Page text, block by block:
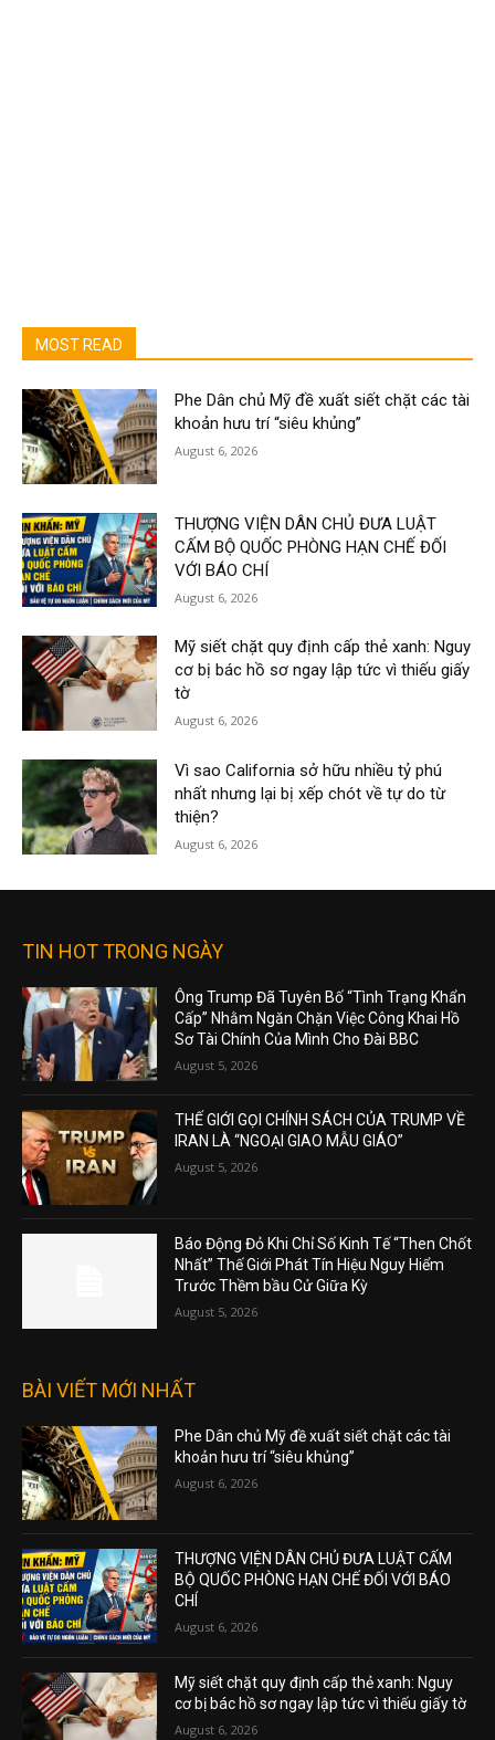
MOST READ
Phe Dân chủ Mỹ đề xuất siết chặt các tài
khoản hưu trí “siêu khủng”
August 6, 2026
THƯỢNG VIỆN DÂN CHỦ ĐƯA LUẬT
CẤM BỘ QUỐC PHÒNG HẠN CHẾ ĐỐI
VỚI BÁO CHÍ
August 6, 2026
Mỹ siết chặt quy định cấp thẻ xanh: Nguy
cơ bị bác hồ sơ ngay lập tức vì thiếu giấy
tờ
August 6, 2026
Vì sao California sở hữu nhiều tỷ phú
nhất nhưng lại bị xếp chót về tự do từ
thiện?
August 6, 2026
TIN HOT TRONG NGÀY
Ông Trump Đã Tuyên Bố “Tình Trạng Khẩn
Cấp” Nhằm Ngăn Chặn Việc Công Khai Hồ
Sơ Tài Chính Của Mình Cho Đài BBC
August 5, 2026
THẾ GIỚI GỌI CHÍNH SÁCH CỦA TRUMP VỀ
IRAN LÀ “NGOẠI GIAO MẪU GIÁO”
August 5, 2026
Báo Động Đỏ Khi Chỉ Số Kinh Tế “Then Chốt
Nhất” Thế Giới Phát Tín Hiệu Nguy Hiểm
Trước Thềm bầu Cử Giữa Kỳ
August 5, 2026
BÀI VIẾT MỚI NHẤT
Phe Dân chủ Mỹ đề xuất siết chặt các tài
khoản hưu trí “siêu khủng”
August 6, 2026
THƯỢNG VIỆN DÂN CHỦ ĐƯA LUẬT CẤM
BỘ QUỐC PHÒNG HẠN CHẾ ĐỐI VỚI BÁO
CHÍ
August 6, 2026
Mỹ siết chặt quy định cấp thẻ xanh: Nguy
cơ bị bác hồ sơ ngay lập tức vì thiếu giấy tờ
August 6, 2026